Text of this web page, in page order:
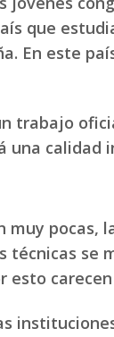
que
En este
trabajo
una calidad
muy pocas,
técnicas se
esto